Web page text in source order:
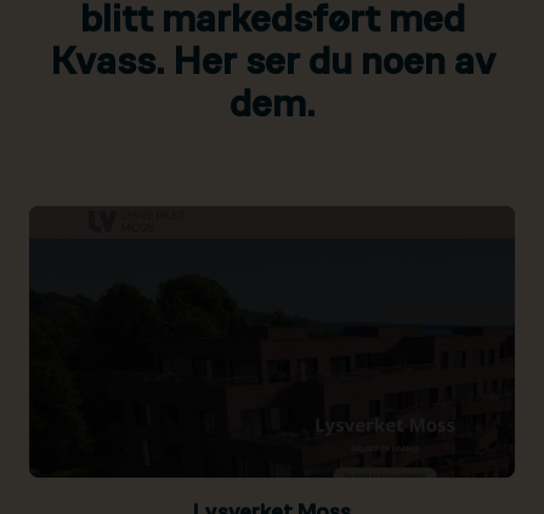
blitt markedsført med
Kvass. Her ser du noen av
dem.